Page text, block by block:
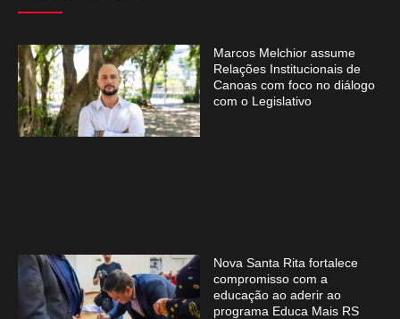
Marcos Melchior assume
Relações Institucionais de
Canoas com foco no diálogo
com o Legislativo
Nova Santa Rita fortalece
compromisso com a
educação ao aderir ao
programa Educa Mais RS